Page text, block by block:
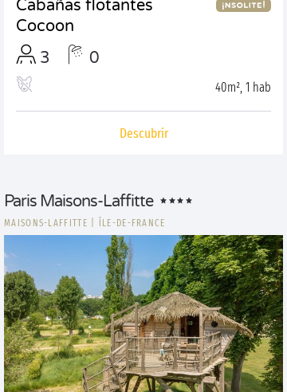
Cabañas flotantes
Cocoon
3
0
40m², 1 hab
Descubrir
Paris Maisons-Laffitte
MAISONS-LAFFITTE ÎLE-DE-FRANCE